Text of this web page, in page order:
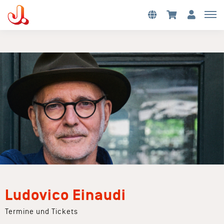
Ludovico Einaudi
Termine und Tickets